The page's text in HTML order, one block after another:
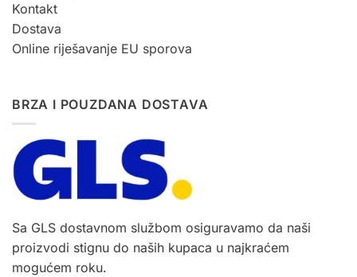
Kontakt
Dostava
Online riješavanje EU sporova
BRZA I POUZDANA DOSTAVA
Sa GLS dostavnom službom osiguravamo da naši
proizvodi stignu do naših kupaca u najkraćem
mogućem roku.